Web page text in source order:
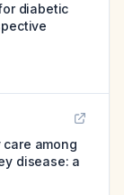
diabetic
among
disease: a